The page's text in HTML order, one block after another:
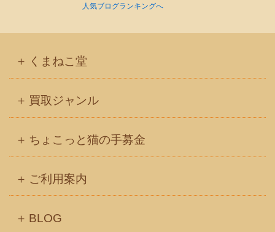
人気ブログランキングへ
くまねこ堂
買取ジャンル
ちょこっと猫の手募金
ご利用案内
BLOG